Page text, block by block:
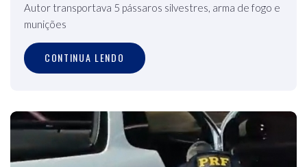
Autor transportava 5 pássaros silvestres, arma de fogo e
munições
CONTINUA LENDO